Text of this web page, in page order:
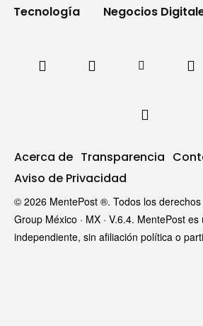
Tecnología
Negocios
Acerca de Transparencia
Aviso de Privacidad
© 2026 MentePost ®. Todos los
Group México · MX · V.6.4. MentePost
independiente, sin afiliación política o